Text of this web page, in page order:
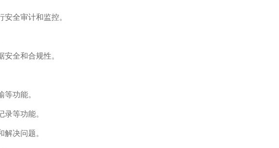
全审计和监控。
全和合规性。
功能。
等功能。
决问题。